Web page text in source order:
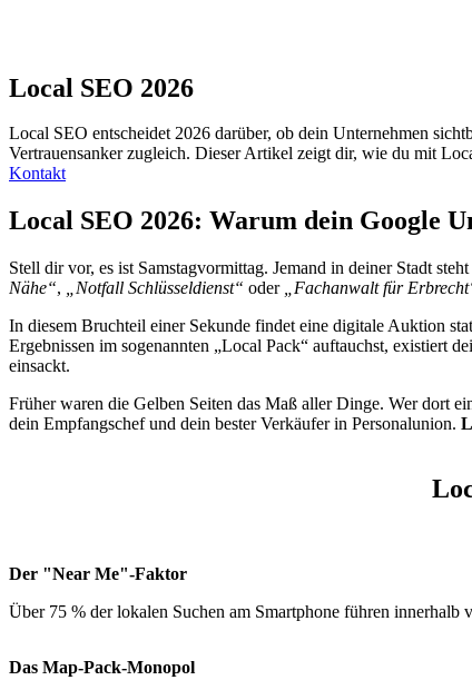
Local SEO 2026
Local SEO entscheidet 2026 darüber, ob dein Unternehmen
Vertrauensanker zugleich. Dieser Artikel zeigt dir, wie du mit
Kontakt
Local SEO 2026: Warum dein Google
Stell dir vor, es ist Samstagvormittag. Jemand in deiner Stadt
Nähe“, „Notfall Schlüsseldienst“ oder „Fachanwalt für
In diesem Bruchteil einer Sekunde findet eine digitale Auktion
Ergebnissen im sogenannten „Local Pack“ auftauchst, existiert
einsackt.
Früher waren die Gelben Seiten das Maß aller Dinge. Wer dort
dein Empfangschef und dein bester Verkäufer in Personalunion.
Der "Near Me"-Faktor
Über 75 % der lokalen Suchen am Smartphone führen
Das Map-Pack-Monopol